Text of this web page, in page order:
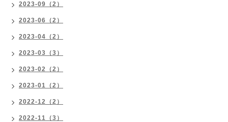
2023-09（2）
2023-06（2）
2023-04（2）
2023-03（3）
2023-02（2）
2023-01（2）
2022-12（2）
2022-11（3）